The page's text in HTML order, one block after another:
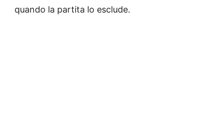
quando la partita lo esclude.